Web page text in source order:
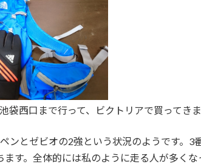
西口まで行って、ビクトリアで買ってきま
ンとゼビオの2強という状況のようです。3
す。全体的には私のように走る人が多くな